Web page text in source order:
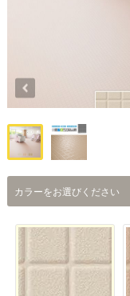
カラーをお選びください